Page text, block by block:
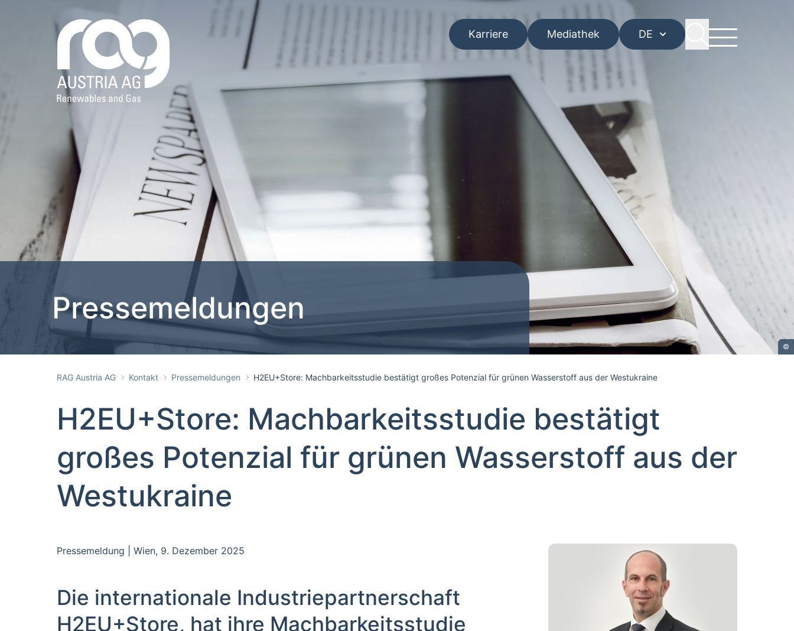
Karriere Mediathek DE
©
Pressemeldungen
RAG Austria AG Kontakt Pressemeldungen H2EU+Store: Machbarkeitsstudie bestätigt großes Potenzial für grünen Wasserstoff aus der Westukraine
H2EU+Store: Machbarkeitsstudie bestätigt
großes Potenzial für grünen Wasserstoff aus der
Westukraine
Pressemeldung | Wien, 9. Dezember 2025
Die internationale Industriepartnerschaft
H2EU+Store, hat ihre Machbarkeitsstudie